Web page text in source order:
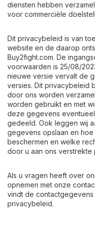
diensten hebben
voor commerciële
Dit privacybeleid is van
website en de daarop
Buy2fight.com. De
voorwaarden is 25/08/
nieuwe versie vervalt de
versies. Dit privacybeleid
door ons worden
worden gebruikt en met
deze gegevens
gedeeld. Ook leggen wij
gegevens opslaan en
beschermen en welke
door u aan ons
Als u vragen heeft over
opnemen met onze
vindt de contactgegevens
privacybeleid.